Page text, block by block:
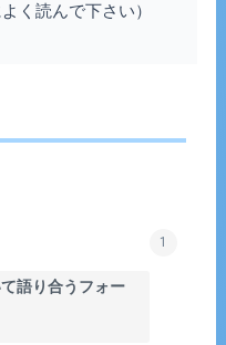
く読んで下さい）
語り合うフォー
1